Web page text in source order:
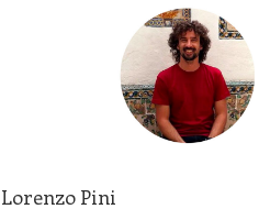
Lorenzo Pini